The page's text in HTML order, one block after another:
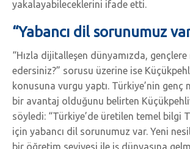
yakalayabileceklerini ifade etti.
“Yabancı dil sorunumuz
“Hızla dijitalleşen dünyamızda,
edersiniz?” sorusu üzerine ise
konusuna vurgu yaptı. Türkiye’nin genç
bir avantaj olduğunu belirten
söyledi: “Türkiye’de üretilen temel bilgi
için yabancı dil sorunumuz var. Yeni
bir öğretim seviyesi ile iş dünyasına